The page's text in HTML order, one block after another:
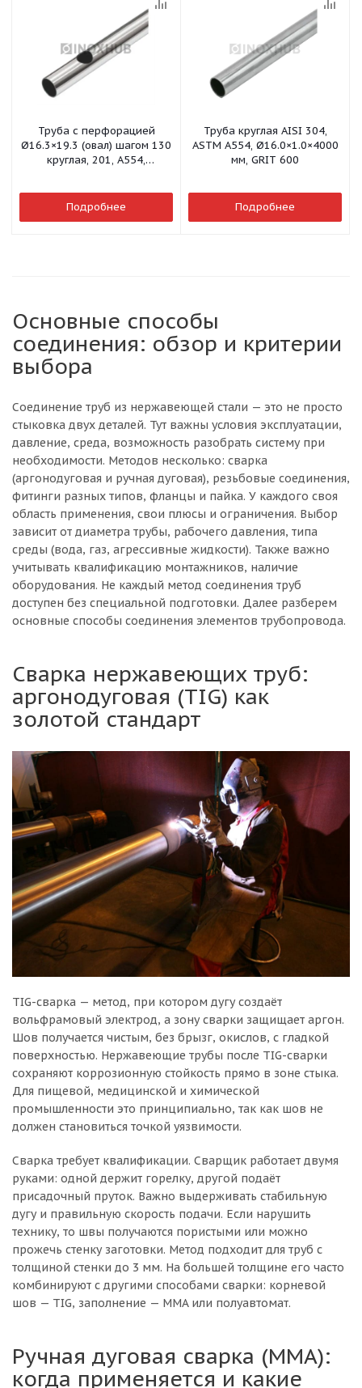
Труба с перфорацией
Ø16.3×19.3 (овал) шагом 130
круглая, 201, A554,
Подробнее
Труба круглая AISI 304,
ASTM A554, Ø16.0×1.0×4000
мм, GRIT 600
Подробнее
Основные способы
соединения: обзор и критерии
выбора
Соединение труб из нержавеющей стали — это не просто
стыковка двух деталей. Тут важны условия эксплуатации,
давление, среда, возможность разобрать систему при
необходимости. Методов несколько: сварка
(аргонодуговая и ручная дуговая), резьбовые соединения,
фитинги разных типов, фланцы и пайка. У каждого своя
область применения, свои плюсы и ограничения. Выбор
зависит от диаметра трубы, рабочего давления, типа
среды (вода, газ, агрессивные жидкости). Также важно
учитывать квалификацию монтажников, наличие
оборудования. Не каждый метод соединения труб
доступен без специальной подготовки. Далее разберем
основные способы соединения элементов трубопровода.
Сварка нержавеющих труб:
аргонодуговая (TIG) как
золотой стандарт
TIG-сварка — метод, при котором дугу создаёт
вольфрамовый электрод, а зону сварки защищает аргон.
Шов получается чистым, без брызг, окислов, с гладкой
поверхностью. Нержавеющие трубы после TIG-сварки
сохраняют коррозионную стойкость прямо в зоне стыка.
Для пищевой, медицинской и химической
промышленности это принципиально, так как шов не
должен становиться точкой уязвимости.
Сварка требует квалификации. Сварщик работает двумя
руками: одной держит горелку, другой подаёт
присадочный пруток. Важно выдерживать стабильную
дугу и правильную скорость подачи. Если нарушить
технику, то швы получаются пористыми или можно
прожечь стенку заготовки. Метод подходит для труб с
толщиной стенки до 3 мм. На большей толщине его часто
комбинируют с другими способами сварки: корневой
шов — TIG, заполнение — MMA или полуавтомат.
Ручная дуговая сварка (MMA):
когда применяется и какие